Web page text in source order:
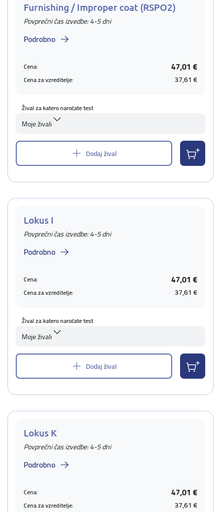
Furnishing / Improper coat (RSPO2)
Povprečni čas izvedbe: 4-5 dni
Podrobno
Cena: 47,01 €
Cena za vzreditelje: 37,61 €
Žival za katero naročate test
Moje živali
Dodaj žival
Lokus I
Povprečni čas izvedbe: 4-5 dni
Podrobno
Cena: 47,01 €
Cena za vzreditelje: 37,61 €
Žival za katero naročate test
Moje živali
Dodaj žival
Lokus K
Povprečni čas izvedbe: 4-5 dni
Podrobno
Cena: 47,01 €
Cena za vzreditelje: 37,61 €